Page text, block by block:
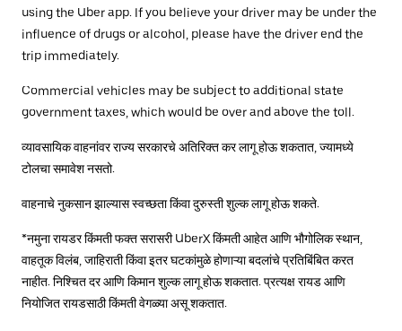
using the Uber app. If you believe your driver may be under the
influence of drugs or alcohol, please have the driver end the
trip immediately.
Commercial vehicles may be subject to additional state
government taxes, which would be over and above the toll.
व्यावसायिक वाहनांवर राज्य सरकारचे अतिरिक्त कर लागू होऊ शकतात, ज्यामध्ये
टोलचा समावेश नसतो.
वाहनाचे नुकसान झाल्यास स्वच्छता किंवा दुरुस्ती शुल्क लागू होऊ शकते.
*नमुना रायडर किंमती फक्त सरासरी UberX किंमती आहेत आणि भौगोलिक स्थान,
वाहतूक विलंब, जाहिराती किंवा इतर घटकांमुळे होणाऱ्या बदलांचे प्रतिबिंबित करत
नाहीत. निश्चित दर आणि किमान शुल्क लागू होऊ शकतात. प्रत्यक्ष रायड आणि
नियोजित रायडसाठी किंमती वेगळ्या असू शकतात.